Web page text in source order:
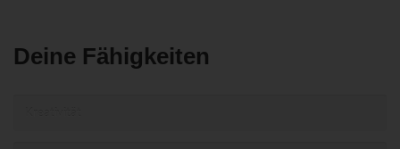
Deine Fähigkeiten